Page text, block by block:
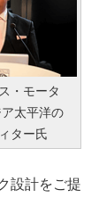
・モータ
太平洋の
ター氏
設計をご提